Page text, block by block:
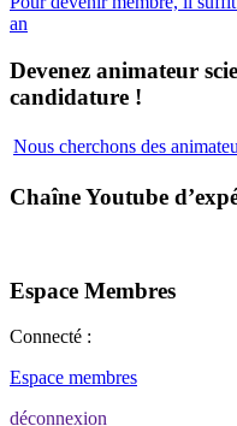
an
Devenez animateur
candidature !
Nous cherchons des
Chaîne Youtube
Espace Membres
Connecté :
Espace membres
déconnexion